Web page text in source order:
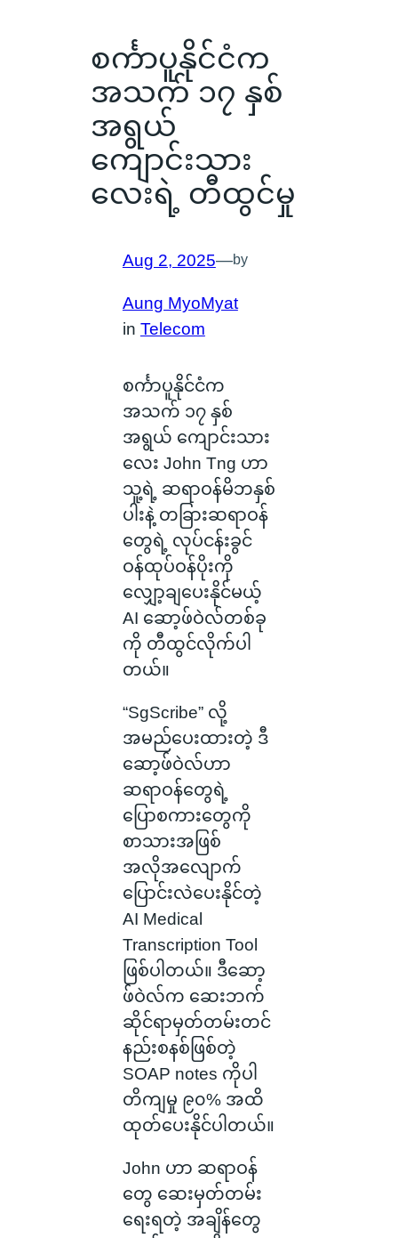
စင်္ကာပူနိုင်ငံက
အသက် ၁၇ နှစ်
အရွယ်
ကျောင်းသား
လေးရဲ့ တီထွင်မှု
Aug 2, 2025—by
Aung MyoMyat
in Telecom
စင်္ကာပူနိုင်ငံက
အသက် ၁၇ နှစ်
အရွယ် ကျောင်းသား
လေး John Tng ဟာ
သူ့ရဲ့ ဆရာဝန်မိဘနှစ်
ပါးနဲ့ တခြားဆရာဝန်
တွေရဲ့ လုပ်ငန်းခွင်
ဝန်ထုပ်ဝန်ပိုးကို
လျှော့ချပေးနိုင်မယ့်
AI ဆော့ဖ်ဝဲလ်တစ်ခု
ကို တီထွင်လိုက်ပါ
တယ်။
“SgScribe” လို့
အမည်ပေးထားတဲ့ ဒီ
ဆော့ဖ်ဝဲလ်ဟာ
ဆရာဝန်တွေရဲ့
ပြောစကားတွေကို
စာသားအဖြစ်
အလိုအလျောက်
ပြောင်းလဲပေးနိုင်တဲ့
AI Medical
Transcription Tool
ဖြစ်ပါတယ်။ ဒီဆော့
ဖ်ဝဲလ်က ဆေးဘက်
ဆိုင်ရာမှတ်တမ်းတင်
နည်းစနစ်ဖြစ်တဲ့
SOAP notes ကိုပါ
တိကျမှု ၉၀% အထိ
ထုတ်ပေးနိုင်ပါတယ်။
John ဟာ ဆရာဝန်
တွေ ဆေးမှတ်တမ်း
ရေးရတဲ့ အချိန်တွေ